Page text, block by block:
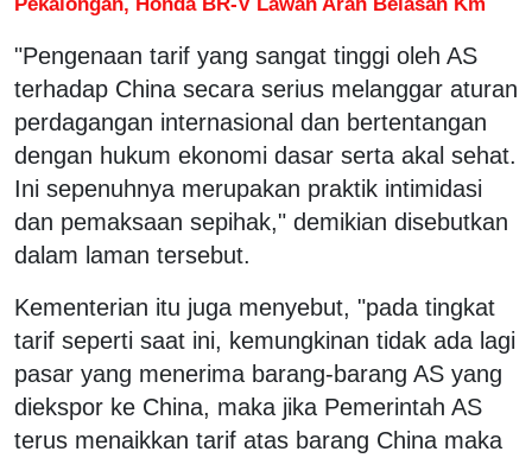
"Pengenaan tarif yang sangat tinggi oleh AS
terhadap China secara serius melanggar aturan
perdagangan internasional dan bertentangan
dengan hukum ekonomi dasar serta akal sehat.
Ini sepenuhnya merupakan praktik intimidasi
dan pemaksaan sepihak," demikian disebutkan
dalam laman tersebut.
Kementerian itu juga menyebut, "pada tingkat
tarif seperti saat ini, kemungkinan tidak ada lagi
pasar yang menerima barang-barang AS yang
diekspor ke China, maka jika Pemerintah AS
terus menaikkan tarif atas barang China maka